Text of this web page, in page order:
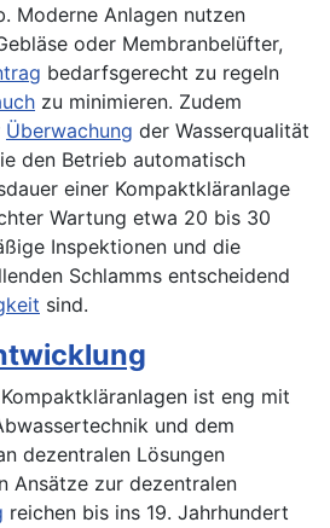
Moderne Anlagen nutzen
oder Membranbelüfter,
bedarfsgerecht zu regeln
zu minimieren. Zudem
Überwachung der Wasserqualität
den Betrieb automatisch
einer Kompaktkläranlage
Wartung etwa 20 bis 30
Inspektionen und die
Schlamms entscheidend
sind.
ist eng mit
und dem
dezentralen Lösungen
Ansätze zur dezentralen
reichen bis ins 19. Jahrhundert